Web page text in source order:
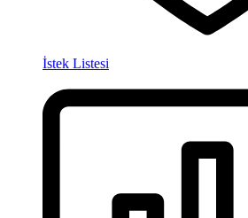
İstek Listesi